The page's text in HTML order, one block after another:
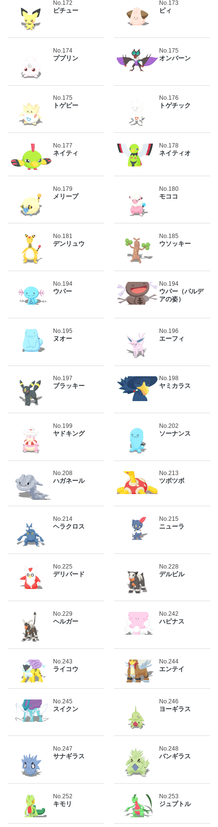
No.172
ピチュー
No.173
ピィ
No.174
ププリン
No.175
オンバーン
No.175
トゲピー
No.176
トゲチック
No.177
ネイティ
No.178
ネイティオ
No.179
メリープ
No.180
モココ
No.181
デンリュウ
No.185
ウソッキー
No.194
ウパー
No.194
ウパー（パルデ
アの姿）
No.195
ヌオー
No.196
エーフィ
No.197
ブラッキー
No.198
ヤミカラス
No.199
ヤドキング
No.202
ソーナンス
No.208
ハガネール
No.213
ツボツボ
No.214
ヘラクロス
No.215
ニューラ
No.225
デリバード
No.228
デルビル
No.229
ヘルガー
No.242
ハピナス
No.243
ライコウ
No.244
エンテイ
No.245
スイクン
No.246
ヨーギラス
No.247
サナギラス
No.248
バンギラス
No.252
キモリ
No.253
ジュプトル